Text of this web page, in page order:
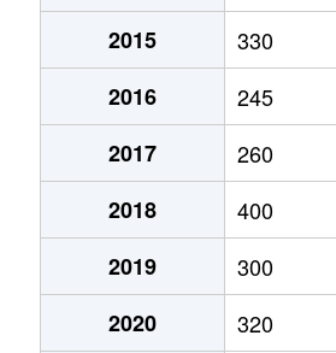
2015
330
2016
245
2017
260
2018
400
2019
300
2020
320